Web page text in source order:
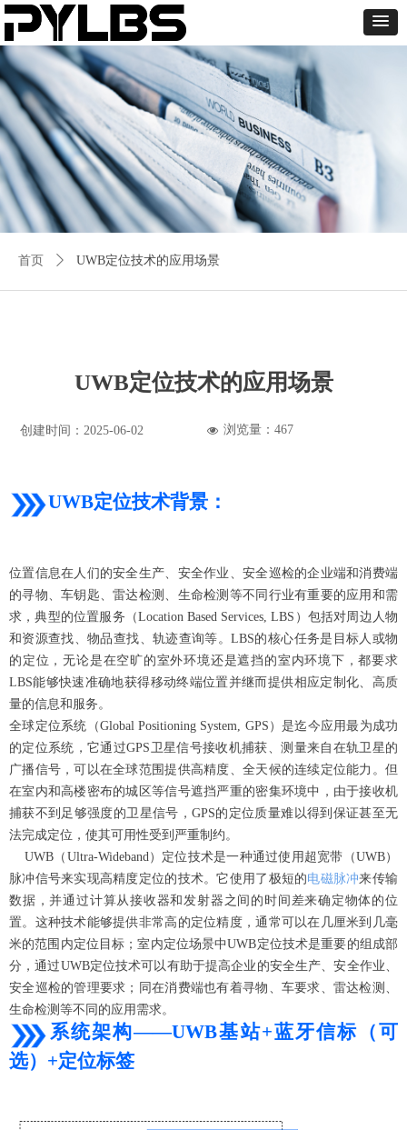
首页 ꄲ UWB定位技术的应用场景
UWB定位技术的应用场景
UWB定位技术背景：
位置信息在人们的安全生产、安全作业、安全巡检的企业端和消费端
的寻物、车钥匙、雷达检测、生命检测等不同行业有重要的应用和需
求，典型的位置服务（Location Based Services, LBS）包括对周边人物
和资源查找、物品查找、轨迹查询等。LBS的核心任务是目标人或物
的定位，无论是在空旷的室外环境还是遮挡的室内环境下，都要求
LBS能够快速准确地获得移动终端位置并继而提供相应定制化、高质
量的信息和服务。
全球定位系统（Global Positioning System, GPS）是迄今应用最为成功
的定位系统，它通过GPS卫星信号接收机捕获、测量来自在轨卫星的
广播信号，可以在全球范围提供高精度、全天候的连续定位能力。但
在室内和高楼密布的城区等信号遮挡严重的密集环境中，由于接收机
捕获不到足够强度的卫星信号，GPS的定位质量难以得到保证甚至无
法完成定位，使其可用性受到严重制约。
UWB （Ultra-Wideband）定位技术是一种通过使用超宽带（UWB）
脉冲信号来实现高精度定位的技术。它使用了极短的电磁脉冲来传输
数据，并通过计算从接收器和发射器之间的时间差来确定物体的位
置。这种技术能够提供非常高的定位精度，通常可以在几厘米到几毫
米的范围内定位目标；室内定位场景中UWB定位技术是重要的组成部
分，通过UWB定位技术可以有助于提高企业的安全生产、安全作业、
安全巡检的管理要求；同在消费端也有着寻物、车要求、雷达检测、
生命检测等不同的应用需求。
系统架构——UWB基站+蓝牙信标（可
选）+定位标签
创建时间： 2025-06-02 넶 浏览量： 467